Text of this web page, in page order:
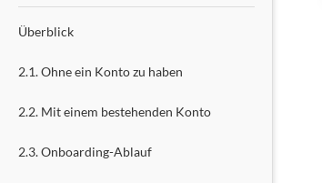
Überblick
2.1. Ohne ein Konto zu haben
2.2. Mit einem bestehenden Konto
2.3. Onboarding-Ablauf